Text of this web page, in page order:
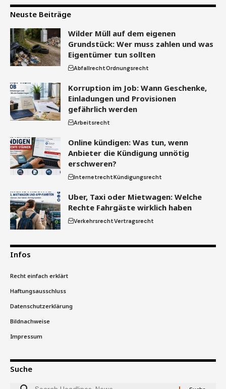
Neuste Beiträge
Wilder Müll auf dem eigenen
Grundstück: Wer muss zahlen und was
Eigentümer tun sollten
AbfallrechtOrdnungsrecht
Korruption im Job: Wann Geschenke,
Einladungen und Provisionen
gefährlich werden
Arbeitsrecht
Online kündigen: Was tun, wenn
Anbieter die Kündigung unnötig
erschweren?
InternetrechtKündigungsrecht
Uber, Taxi oder Mietwagen: Welche
Rechte Fahrgäste wirklich haben
VerkehrsrechtVertragsrecht
Infos
Recht einfach erklärt
Haftungsausschluss
Datenschutzerklärung
Bildnachweise
Impressum
Suche